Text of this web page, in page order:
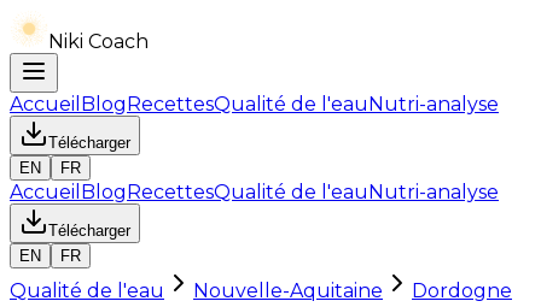
Niki Coach
Accueil BlogRecettesQualité de l'eauNutri-analyse
Télécharger
EN
FR
Accueil BlogRecettesQualité de l'eauNutri-analyse
Télécharger
EN
FR
Qualité de l'eau Nouvelle-Aquitaine
Dordogne